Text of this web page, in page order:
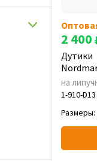
2 400
Дутики
на
1-910-D13
Размеры: